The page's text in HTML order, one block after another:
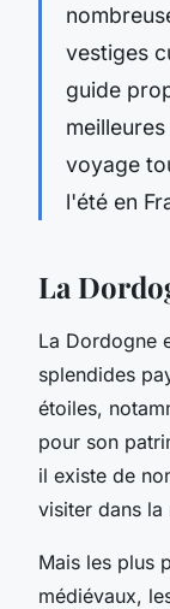
vestiges
guide
voyage
l'été en
La
La Dordogne
splendides
étoiles,
pour son
il existe de
visiter dans
Mais les plus
médiévaux,